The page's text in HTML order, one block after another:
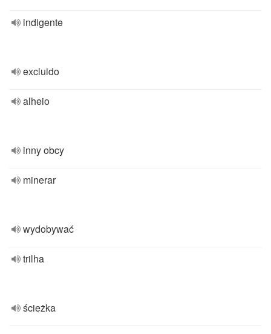
indigente
excluido
alheio
inny obcy
minerar
wydobywać
trilha
ścieżka